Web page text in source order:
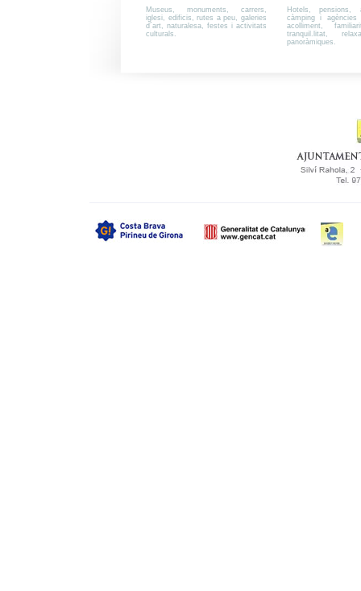
Museus, monuments, carrers,
iglesi, edificis, rutes a peu, galeries
d´art, naturalesa, festes i activitats
culturals.
Hotels, pensions,
càmping i agències
acolliment,
tranquil.litat,
panoràmiques.